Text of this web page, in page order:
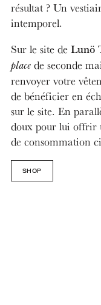
résultat ? Un
intemporel.
Sur le site de Lunö
place de seconde
renvoyer votre
de bénéficier en
sur le site. En
doux pour lui offrir
de consommation
SHOP